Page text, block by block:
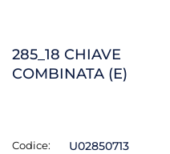
285_18 CHIAVE
COMBINATA (E)
Codice: U02850713